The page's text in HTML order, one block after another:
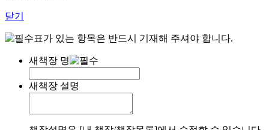
닫기
표가 있는 항목은 반드시 기재해 주셔야 합니다.
새책장 명
새책장 설명